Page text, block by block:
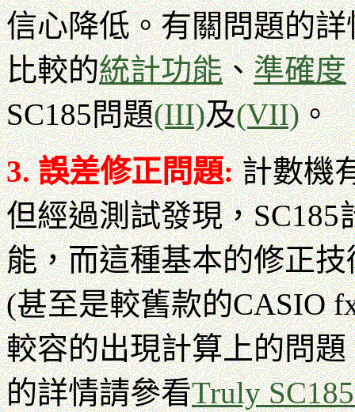
信心降低。有關問題的詳
比較的統計功能、準確度
SC185問題(III)及(VII)。
3. 誤差修正問題:計數機
但經過測試發現，
能，而這種基本的修正
(甚至是較舊款的CASIO
較容的出現計算上的問
的詳情請參看Truly